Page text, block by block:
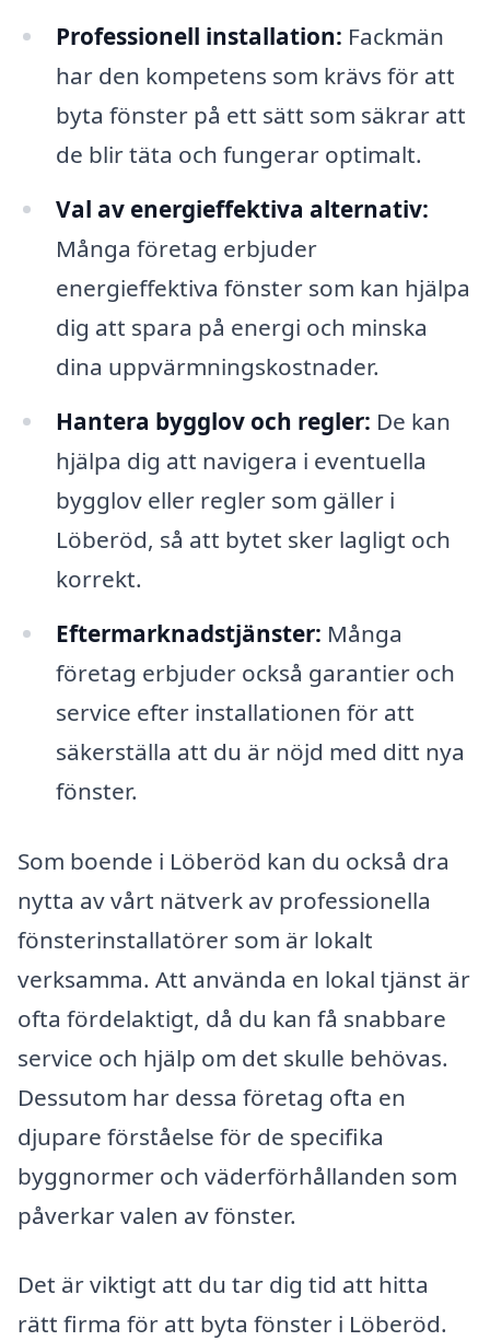
Professionell installation: Fackmän
har den kompetens som krävs för att
byta fönster på ett sätt som säkrar att
de blir täta och fungerar optimalt.
Val av energieffektiva alternativ:
Många företag erbjuder
energieffektiva fönster som kan hjälpa
dig att spara på energi och minska
dina uppvärmningskostnader.
Hantera bygglov och regler: De kan
hjälpa dig att navigera i eventuella
bygglov eller regler som gäller i
Löberöd, så att bytet sker lagligt och
korrekt.
Eftermarknadstjänster: Många
företag erbjuder också garantier och
service efter installationen för att
säkerställa att du är nöjd med ditt nya
fönster.
Som boende i Löberöd kan du också dra
nytta av vårt nätverk av professionella
fönsterinstallatörer som är lokalt
verksamma. Att använda en lokal tjänst är
ofta fördelaktigt, då du kan få snabbare
service och hjälp om det skulle behövas.
Dessutom har dessa företag ofta en
djupare förståelse för de specifika
byggnormer och väderförhållanden som
påverkar valen av fönster.
Det är viktigt att du tar dig tid att hitta
rätt firma för att byta fönster i Löberöd.